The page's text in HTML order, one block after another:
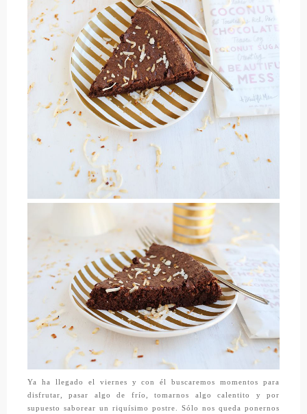
Ya ha llegado el viernes y con él buscaremos momentos para
disfrutar, pasar algo de frío, tomarnos algo calentito y por
supuesto saborear un riquísimo postre. Sólo nos queda ponernos